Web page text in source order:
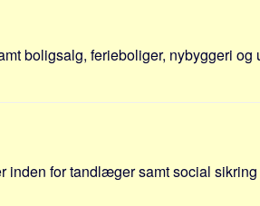
boligsalg, ferieboliger, nybyggeri og
inden for tandlæger samt social